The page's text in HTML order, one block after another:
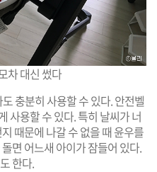
차 대신 썼다
충분히 사용할 수 있다. 안전벨
사용할 수 있다. 특히 날씨가 너
때문에 나갈 수 없을 때 윤우를
면 어느새 아이가 잠들어 있다.
한다.